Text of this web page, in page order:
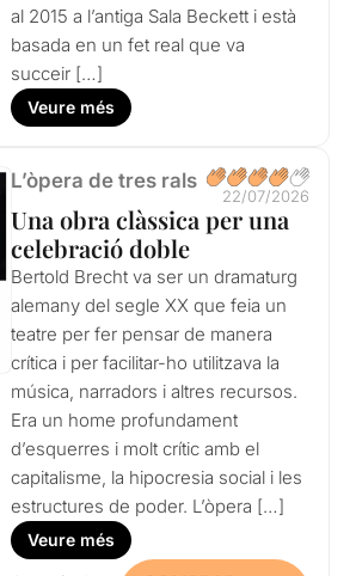
al 2015 a l’antiga Sala Beckett i està
basada en un fet real que va
succeir […]
Veure més
L’òpera de tres rals
22/07/2026
Una obra clàssica per una
celebració doble
Bertold Brecht va ser un dramaturg
alemany del segle XX que feia un
teatre per fer pensar de manera
crítica i per facilitar-ho utilitzava la
música, narradors i altres recursos.
Era un home profundament
d’esquerres i molt crític amb el
capitalisme, la hipocresia social i les
estructures de poder. L’òpera […]
Veure més